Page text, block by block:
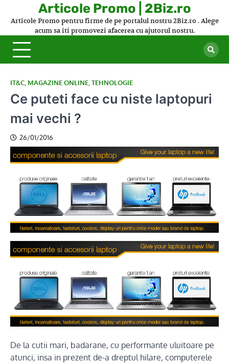
Articole Promo | 2Biz.ro
Articole Promo pentru firme de pe portalul nostru 2Biz.ro . Alege
acum sa iti promovezi afacerea cu ajutorul nostru.
IT&C MAGAZINE ONLINE TEHNOLOGIE
Ce puteti face cu niste laptopuri
mai vechi ?
26/01/2016
De la cutii mari, badarane, cu performante uluitoare pe
atunci, insa in prezent de-a dreptul hilare, computerele